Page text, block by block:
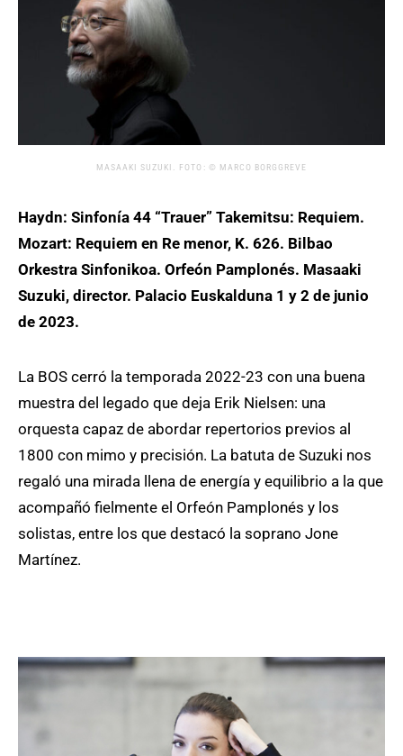
MASAAKI SUZUKI. FOTO: © MARCO BORGGREVE
Haydn: Sinfonía 44 “Trauer” Takemitsu: Requiem.
Mozart: Requiem en Re menor, K. 626. Bilbao
Orkestra Sinfonikoa. Orfeón Pamplonés. Masaaki
Suzuki, director. Palacio Euskalduna 1 y 2 de junio
de 2023.
La BOS cerró la temporada 2022-23 con una buena
muestra del legado que deja Erik Nielsen: una
orquesta capaz de abordar repertorios previos al
1800 con mimo y precisión. La batuta de Suzuki nos
regaló una mirada llena de energía y equilibrio a la que
acompañó fielmente el Orfeón Pamplonés y los
solistas, entre los que destacó la soprano Jone
Martínez.